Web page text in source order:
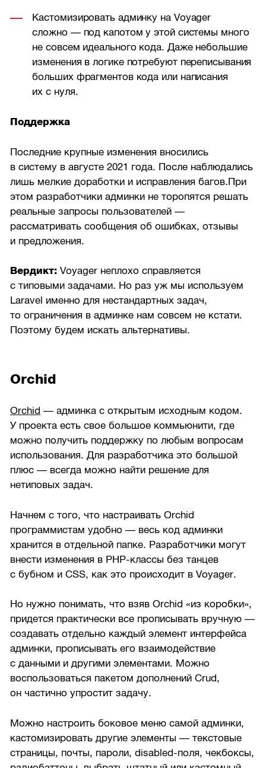
Кастомизировать админку на Voyager
сложно — под капотом у этой системы много
не совсем идеального кода. Даже небольшие
изменения в логике потребуют переписывания
больших фрагментов кода или написания
их с нуля.
Поддержка
Последние крупные изменения вносились
в систему в августе 2021 года. После наблюдались
лишь мелкие доработки и исправления багов.При
этом разработчики админки не торопятся решать
реальные запросы пользователей —
рассматривать сообщения об ошибках, отзывы
и предложения.
Вердикт: Voyager неплохо справляется
с типовыми задачами. Но раз уж мы используем
Laravel именно для нестандартных задач,
то ограничения в админке нам совсем не кстати.
Поэтому будем искать альтернативы.
Orchid
Orchid — админка с открытым исходным кодом.
У проекта есть свое большое коммьюнити, где
можно получить поддержку по любым вопросам
использования. Для разработчика это большой
плюс — всегда можно найти решение для
нетиповых задач.
Начнем с того, что настраивать Orchid
программистам удобно — весь код админки
хранится в отдельной папке. Разработчики могут
внести изменения в PHP-классы без танцев
с бубном и CSS, как это происходит в Voyager.
Но нужно понимать, что взяв Orchid «из коробки»,
придется практически все прописывать вручную —
создавать отдельно каждый элемент интерфейса
админки, прописывать его взаимодействие
с данными и другими элементами. Можно
воспользоваться пакетом дополнений Crud,
он частично упростит задачу.
Можно настроить боковое меню самой админки,
кастомизировать другие элементы — текстовые
страницы, почты, пароли, disabled-поля, чекбоксы,